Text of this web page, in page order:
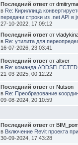
Последний ответот
в Re: Кириллица
передачи строки из .net API в
27-10-2022, 17:09:12
Последний ответот
в Re: утилита для
16-07-2026, 23:03:41
Последний ответот altver
в Re: команда ADDSELECTED
21-03-2025, 00:12:22
Последний ответот Nutson
в Re: Преобразование
09-08-2024, 20:10:59
Последний ответот
в Включение Revit проекта
30-09-2024, 17:43:28